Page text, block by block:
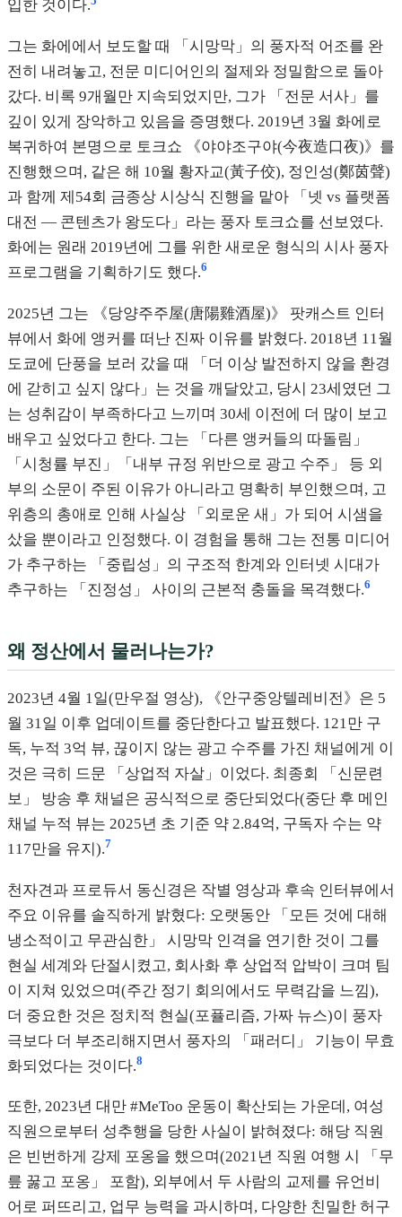
입한 것이다.
그는 화에에서 보도할 때 「시망막」의 풍자적 어조를 완
전히 내려놓고, 전문 미디어인의 절제와 정밀함으로 돌아
갔다. 비록 9개월만 지속되었지만, 그가 「전문 서사」를
깊이 있게 장악하고 있음을 증명했다. 2019년 3월 화에로
복귀하여 본명으로 토크쇼 《야야조구야(今夜造口夜)》를
진행했으며, 같은 해 10월 황자교(黃子佼), 정인성(鄭茵聲)
과 함께 제54회 금종상 시상식 진행을 맡아 「넷 vs 플랫폼
대전 — 콘텐츠가 왕도다」라는 풍자 토크쇼를 선보였다.
화에는 원래 2019년에 그를 위한 새로운 형식의 시사 풍자
프로그램을 기획하기도 했다.6
2025년 그는 《당양주주屋(唐陽雞酒屋)》 팟캐스트 인터
뷰에서 화에 앵커를 떠난 진짜 이유를 밝혔다. 2018년 11월
도쿄에 단풍을 보러 갔을 때 「더 이상 발전하지 않을 환경
에 갇히고 싶지 않다」는 것을 깨달았고, 당시 23세였던 그
는 성취감이 부족하다고 느끼며 30세 이전에 더 많이 보고
배우고 싶었다고 한다. 그는 「다른 앵커들의 따돌림」
「시청률 부진」「내부 규정 위반으로 광고 수주」 등 외
부의 소문이 주된 이유가 아니라고 명확히 부인했으며, 고
위층의 총애로 인해 사실상 「외로운 새」가 되어 시샘을
샀을 뿐이라고 인정했다. 이 경험을 통해 그는 전통 미디어
가 추구하는 「중립성」의 구조적 한계와 인터넷 시대가
추구하는 「진정성」 사이의 근본적 충돌을 목격했다.6
왜 정산에서 물러나는가?
2023년 4월 1일(만우절 영상), 《안구중앙텔레비전》은 5
월 31일 이후 업데이트를 중단한다고 발표했다. 121만 구
독, 누적 3억 뷰, 끊이지 않는 광고 수주를 가진 채널에게 이
것은 극히 드문 「상업적 자살」이었다. 최종회 「신문련
보」 방송 후 채널은 공식적으로 중단되었다(중단 후 메인
채널 누적 뷰는 2025년 초 기준 약 2.84억, 구독자 수는 약
117만을 유지).7
천자견과 프로듀서 동신경은 작별 영상과 후속 인터뷰에서
주요 이유를 솔직하게 밝혔다: 오랫동안 「모든 것에 대해
냉소적이고 무관심한」 시망막 인격을 연기한 것이 그를
현실 세계와 단절시켰고, 회사화 후 상업적 압박이 크며 팀
이 지쳐 있었으며(주간 정기 회의에서도 무력감을 느낌),
더 중요한 것은 정치적 현실(포퓰리즘, 가짜 뉴스)이 풍자
극보다 더 부조리해지면서 풍자의 「패러디」 기능이 무효
화되었다는 것이다.8
또한, 2023년 대만 #MeToo 운동이 확산되는 가운데, 여성
직원으로부터 성추행을 당한 사실이 밝혀졌다: 해당 직원
은 빈번하게 강제 포옹을 했으며(2021년 직원 여행 시 「무
릎 꿇고 포옹」 포함), 외부에서 두 사람의 교제를 유언비
어로 퍼뜨리고, 업무 능력을 과시하며, 다양한 친밀한 허구